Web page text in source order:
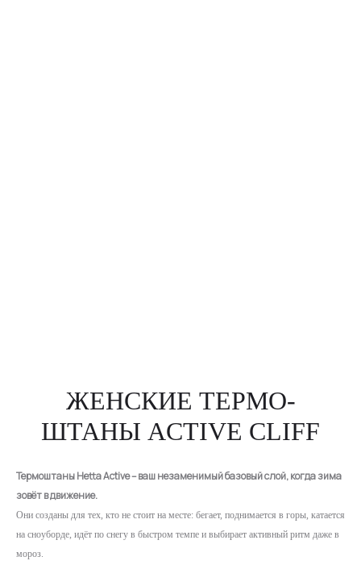
ЖЕНСКИЕ ТЕРМО-
ШТАНЫ ACTIVE CLIFF
Термоштаны Hetta Active – ваш незаменимый базовый слой, когда зима
зовёт в движение.
Они созданы для тех, кто не стоит на месте: бегает, поднимается в горы, катается
на сноуборде, идёт по снегу в быстром темпе и выбирает активный ритм даже в
мороз.